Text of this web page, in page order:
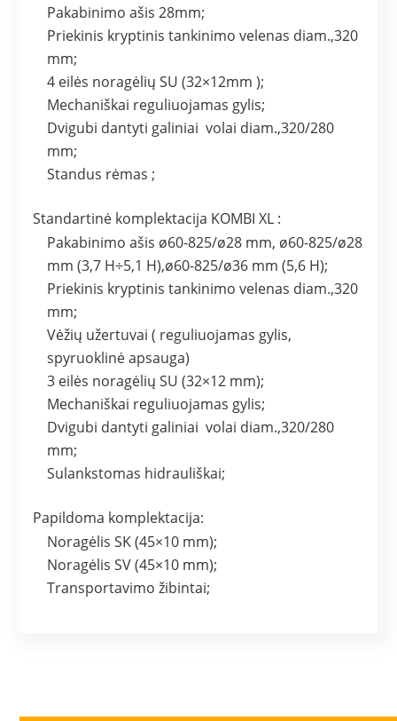
Pakabinimo ašis 28mm;
Priekinis kryptinis tankinimo velenas diam.,320
mm;
4 eilės noragėlių SU (32×12mm );
Mechaniškai reguliuojamas gylis;
Dvigubi dantyti galiniai volai diam.,320/280
mm;
Standus rėmas ;
Standartinė komplektacija KOMBI XL :
Pakabinimo ašis ø60-825/ø28 mm, ø60-825/ø28
mm (3,7 H÷5,1 H),ø60-825/ø36 mm (5,6 H);
Priekinis kryptinis tankinimo velenas diam.,320
mm;
Vėžių užertuvai ( reguliuojamas gylis,
spyruoklinė apsauga)
3 eilės noragėlių SU (32×12 mm);
Mechaniškai reguliuojamas gylis;
Dvigubi dantyti galiniai volai diam.,320/280
mm;
Sulankstomas hidrauliškai;
Papildoma komplektacija:
Noragėlis SK (45×10 mm);
Noragėlis SV (45×10 mm);
Transportavimo žibintai;